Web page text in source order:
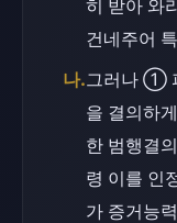
히 받아 와
건네주어
나.그러나 ①
을 결의하
한 범행결
령 이를 인
가 증거능